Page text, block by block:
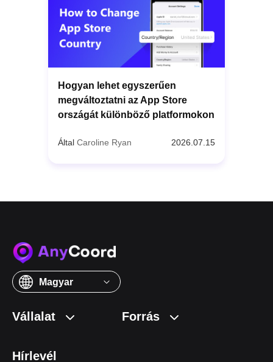
Hogyan lehet egyszerűen
megváltoztatni az App Store
országát különböző platformokon
Által Caroline Ryan 2026.07.15
Magyar
Vállalat Forrás
Hírlevél